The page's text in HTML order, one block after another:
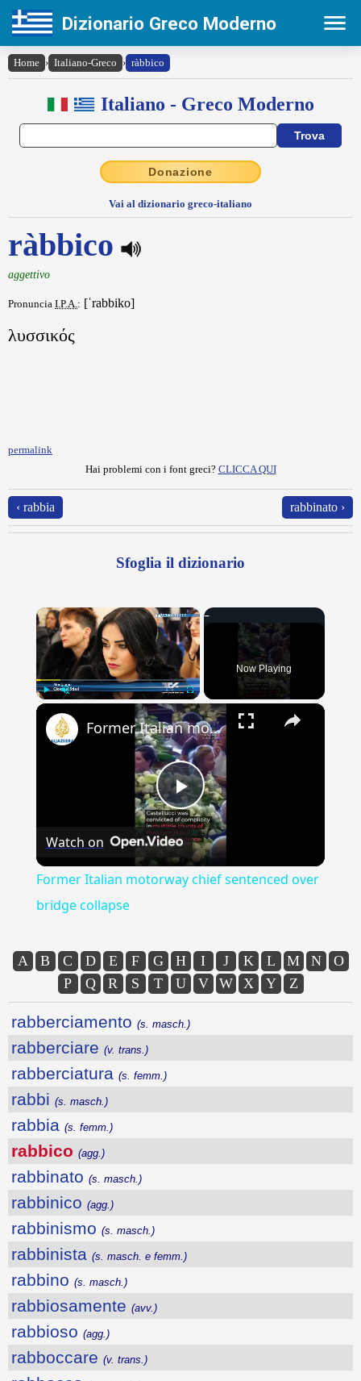
Dizionario Greco Moderno
Home › Italiano-Greco › ràbbico
Italiano - Greco Moderno
Donazione
Vai al dizionario greco-italiano
ràbbico
aggettivo
Pronuncia I.P.A.: [ˈrabbiko]
λυσσικός
permalink
Hai problemi con i font greci? CLICCA QUI
‹ rabbia rabbinato ›
Sfoglia il dizionario
×
Fullscreen
Now Playing
×
Play
Video
Former Italian motorway chief sentenced over bridge collapse
Watch on
Former Italian motorway chief sentenced over
bridge collapse
A B C D E F G H I J K L M N
O
P
Q R S T U V W X Y Z
rabberciamento (s. masch.)
rabberciare (v. trans.)
rabberciatura (s. femm.)
rabbi (s. masch.)
rabbia (s. femm.)
rabbico (agg.)
rabbinato (s. masch.)
rabbinico (agg.)
rabbinismo (s. masch.)
rabbinista (s. masch. e femm.)
rabbino (s. masch.)
rabbiosamente (avv.)
rabbioso (agg.)
rabboccare (v. trans.)